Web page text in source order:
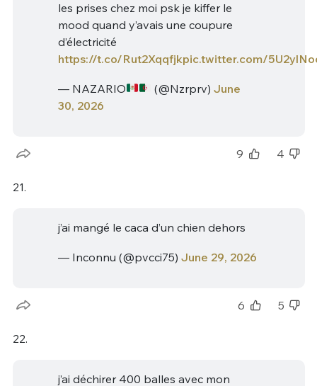
les prises chez moi psk je kiffer le
mood quand y’avais une coupure
d’électricité
https://t.co/Rut2Xqqfjkpic.twitter.com/
— NAZARIO (@Nzrprv) June
30, 2026
9 4
21.
j’ai mangé le caca d’un chien dehors
— Inconnu (@pvcci75) June 29, 2026
6 5
22.
j’ai déchirer 400 balles avec mon